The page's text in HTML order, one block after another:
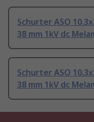
Schurter ASO
38 mm 1kV dc
Schurter ASO
38 mm 1kV dc